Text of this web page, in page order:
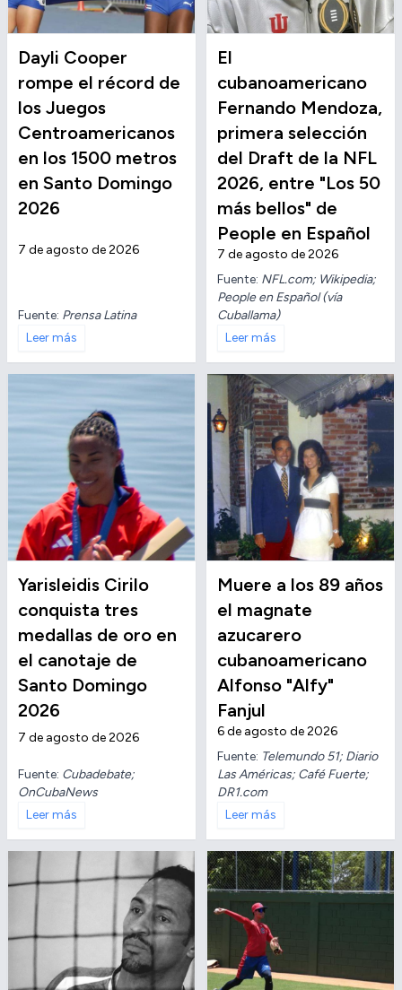
Dayli Cooper
rompe el récord de
los Juegos
Centroamericanos
en los 1500 metros
en Santo Domingo
2026
7 de agosto de 2026
Fuente: Prensa Latina
Leer más
El
cubanoamericano
Fernando Mendoza,
primera selección
del Draft de la NFL
2026, entre "Los 50
más bellos" de
People en Español
7 de agosto de 2026
Fuente: NFL.com; Wikipedia;
People en Español (vía
Cuballama)
Leer más
Yarisleidis Cirilo
conquista tres
medallas de oro en
el canotaje de
Santo Domingo
2026
7 de agosto de 2026
Fuente: Cubadebate;
OnCubaNews
Leer más
Muere a los 89 años
el magnate
azucarero
cubanoamericano
Alfonso "Alfy"
Fanjul
6 de agosto de 2026
Fuente: Telemundo 51; Diario
Las Américas; Café Fuerte;
DR1.com
Leer más